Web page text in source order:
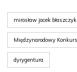
mirosław jacek błaszczyk
Międzynarodowy
dyrygentura